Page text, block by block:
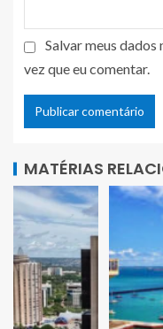
Salvar meus
vez que eu comentar.
MATÉRIAS